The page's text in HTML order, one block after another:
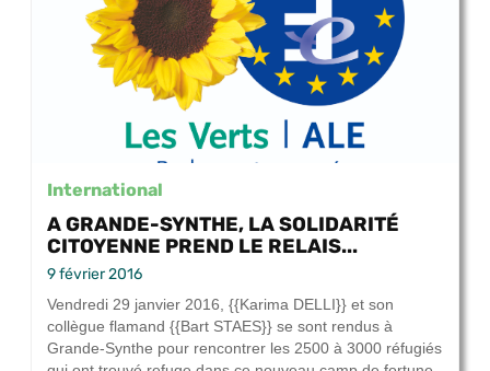
International
A GRANDE-SYNTHE, LA SOLIDARITÉ
CITOYENNE PREND LE RELAIS...
9 février 2016
Vendredi 29 janvier 2016, {{Karima DELLI}} et son
collègue flamand {{Bart STAES}} se sont rendus à
Grande-Synthe pour rencontrer les 2500 à 3000 réfugiés